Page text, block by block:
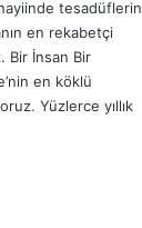
tesadüflerin
en rekabetçi
Bir İnsan Bir
en köklü
Yüzlerce yıllık